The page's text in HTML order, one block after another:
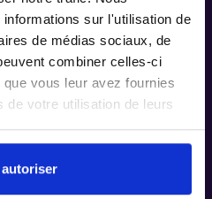
sur l'utilisation de
de médias sociaux, de
combiner celles-ci
vous leur avez fournies
de votre utilisation de leurs